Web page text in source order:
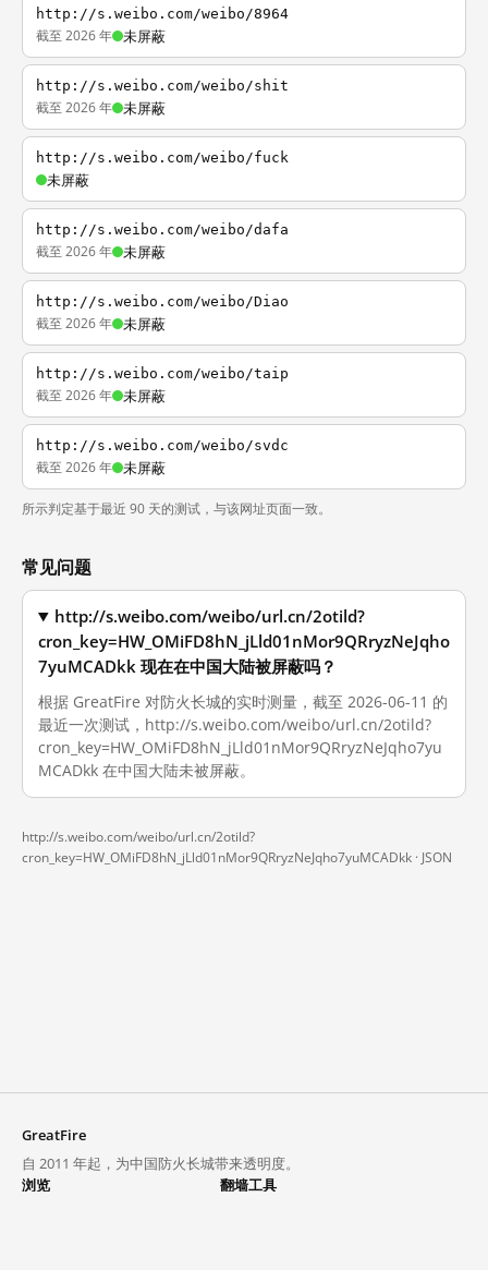
http://s.weibo.com/weibo/8964
截至 2026 年 未屏蔽
http://s.weibo.com/weibo/shit
截至 2026 年 未屏蔽
http://s.weibo.com/weibo/fuck
未屏蔽
http://s.weibo.com/weibo/dafa
截至 2026 年 未屏蔽
http://s.weibo.com/weibo/Diao
截至 2026 年 未屏蔽
http://s.weibo.com/weibo/taip
截至 2026 年 未屏蔽
http://s.weibo.com/weibo/svdc
截至 2026 年 未屏蔽
所示判定基于最近 90 天的测试，与该网址页面一致。
常见问题
http://s.weibo.com/weibo/url.cn/2otild?
cron_key=HW_OMiFD8hN_jLld01nMor9QRryzNeJqho
7yuMCADkk 现在在中国大陆被屏蔽吗？
根据 GreatFire 对防火长城的实时测量，截至 2026-06-11 的
最近一次测试，http://s.weibo.com/weibo/url.cn/2otild?
cron_key=HW_OMiFD8hN_jLld01nMor9QRryzNeJqho7yu
MCADkk 在中国大陆未被屏蔽。
http://s.weibo.com/weibo/url.cn/2otild?
cron_key=HW_OMiFD8hN_jLld01nMor9QRryzNeJqho7yuMCADkk · JSON
GreatFire
自 2011 年起，为中国防火长城带来透明度。
浏览
翻墙工具